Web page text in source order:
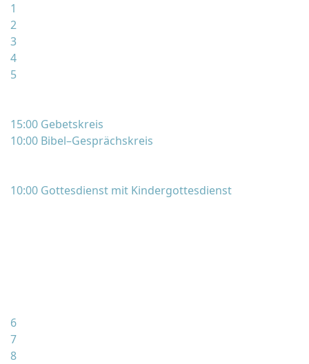
1
2
3
4
5
15:00 Gebetskreis
10:00 Bibel–Gesprächskreis
10:00 Gottesdienst mit Kindergottesdienst
6
7
8